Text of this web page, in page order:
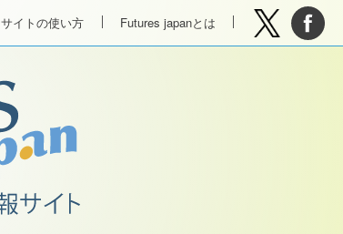
サイトの使い方 Futures japanとは